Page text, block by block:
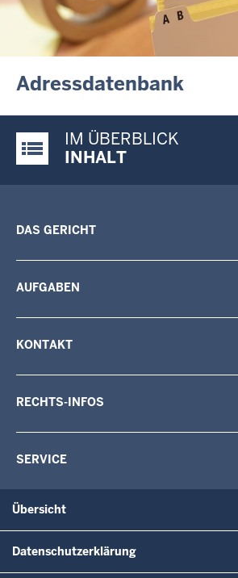
Adressdatenbank
Justiz-Portal im Überblick:
IM ÜBERBLICK
INHALT
DAS GERICHT
AUFGABEN
KONTAKT
RECHTS-INFOS
SERVICE
Übersicht
Datenschutzerklärung